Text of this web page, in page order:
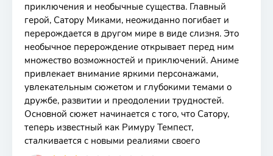
приключения и необычные существа. Главный
герой, Сатору Миками, неожиданно погибает и
перерождается в другом мире в виде слизня. Это
необычное перерождение открывает перед ним
множество возможностей и приключений. Аниме
привлекает внимание яркими персонажами,
увлекательным сюжетом и глубокими темами о
дружбе, развитии и преодолении трудностей.
Основной сюжет начинается с того, что Сатору,
теперь известный как Римуру Темпест,
сталкивается с новыми реалиями своего